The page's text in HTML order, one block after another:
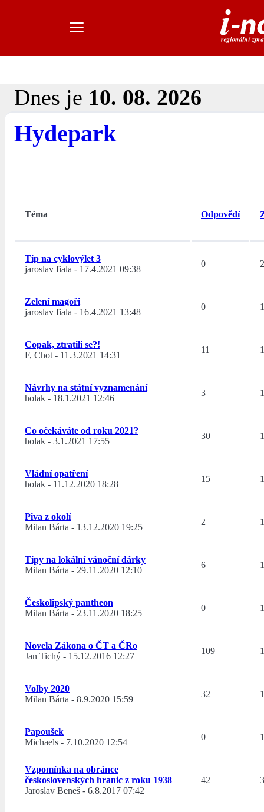
Dnes je 10. 08. 2026
Hydepark
Téma Odpovědí
Tip na cyklovýlet 3
jaroslav fiala - 17.4.2021 09:38
0
Zelení magoři
jaroslav fiala - 16.4.2021 13:48
0
Copak, ztratili se?!
F, Chot- 11.3.2021 14:31
11
Návrhy na státní vyznamenání
holak - 18.1.2021 12:46
3
Co očekáváte od roku 2021?
holak - 3.1.2021 17:55
30
Vládní opatření
holak - 11.12.2020 18:28
15
Piva z okolí
Milan Bárta - 13.12.2020 19:25
2
Tipy na lokální vánoční dárky
Milan Bárta - 29.11.2020 12:10
6
Českolipský pantheon
Milan Bárta - 23.11.2020 18:25
0
Novela Zákona o ČT a ČRo
Jan Tichý - 15.12.2016 12:27
109
Volby 2020
Milan Bárta - 8.9.2020 15:59
32
Papoušek
Michaels - 7.10.2020 12:54
0
Vzpomínka na obránce
československých hranic z roku 1938
Jaroslav Beneš - 6.8.2017 07:42
42